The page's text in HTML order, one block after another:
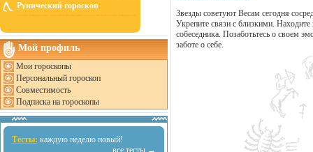
Рунический гороскоп
Мой профиль
Мои гороскопы
Персональный гороскоп
Совместимость
Подписка на гороскопы
Тесты: каждую неделю новый!
все тесты →
Звезды советуют Весам сегодня
Укрепите связи с близкими.
собеседника. Позаботьтесь о своем
заботе о себе.